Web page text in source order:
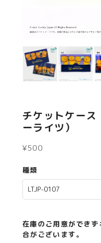
チケットケース
ーライツ）
¥500
種類
在庫のご用意ができ
合がございます。